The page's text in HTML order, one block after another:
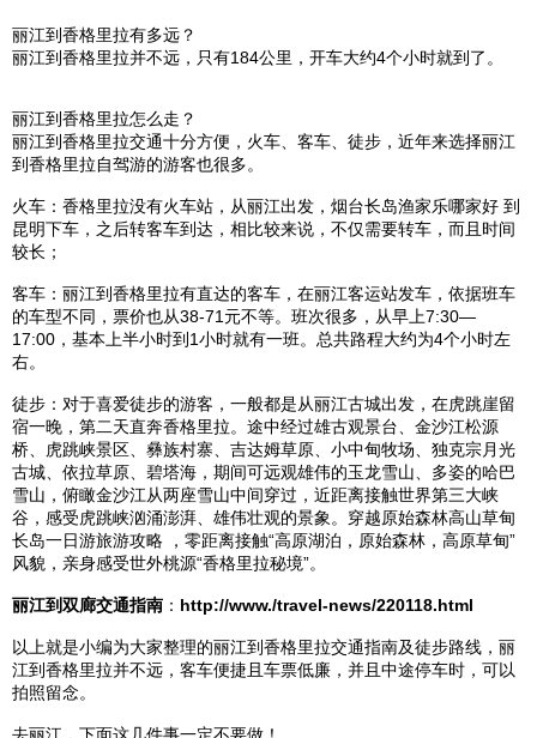
丽江到香格里拉有多远？
丽江到香格里拉并不远，只有184公里，开车大约4个小时就到了。
丽江到香格里拉怎么走？
丽江到香格里拉交通十分方便，火车、客车、徒步，近年来选择丽江
到香格里拉自驾游的游客也很多。
火车： 香格里拉没有火车站，从丽江出发，烟台长岛渔家乐哪家好 到
昆明下车，之后转客车到达，相比较来说，不仅需要转车，而且时间
较长；
客车： 丽江到香格里拉有直达的客车，在丽江客运站发车，依据班车
的车型不同，票价也从38-71元不等。班次很多，从早上7:30—
17:00，基本上半小时到1小时就有一班。总共路程大约为4个小时左
右。
徒步：对于喜爱徒步的游客，一般都是从丽江古城出发，在虎跳崖留
宿一晚，第二天直奔香格里拉。途中经过雄古观景台、 金沙江松源
桥、
虎跳峡景区、彝族村寨、 吉达姆草原、 小中甸牧场、独克宗月光
古城 、依拉草原、 碧塔海 ，期间可远观雄伟的玉龙雪山 、多姿的哈巴
雪山 ，俯瞰金沙江从两座雪山中间穿过，近距离接触世界第三大峡
谷，感受虎跳峡汹涌澎湃、雄伟壮观的景象。穿越原始森林高山草甸
长岛一日游旅游攻略
，零距离接触“高原湖泊， 原始森林 ，高原草甸”
风貌，亲身感受世外桃源“香格里拉秘境”。
丽江到双廊交通指南 ： http://www./travel-news/220118.html
以上就是小编为大家整理的丽江到香格里拉交通指南及徒步路线， 丽
江到香格里拉并不远，客车便捷且车票低廉，并且中途停车时，可以
拍照留念。
去丽江，下面这几件事一定不要做！